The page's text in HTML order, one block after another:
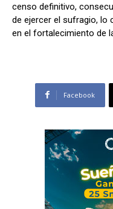
censo definitivo,
de ejercer el sufragio, lo
en el fortalecimiento de
Facebook